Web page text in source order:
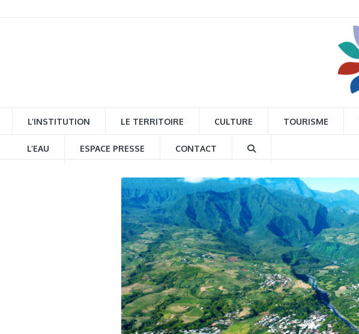
L’INSTITUTION LE TERRITOIRE CULTURE TOURISME
L’EAU ESPACE PRESSE CONTACT